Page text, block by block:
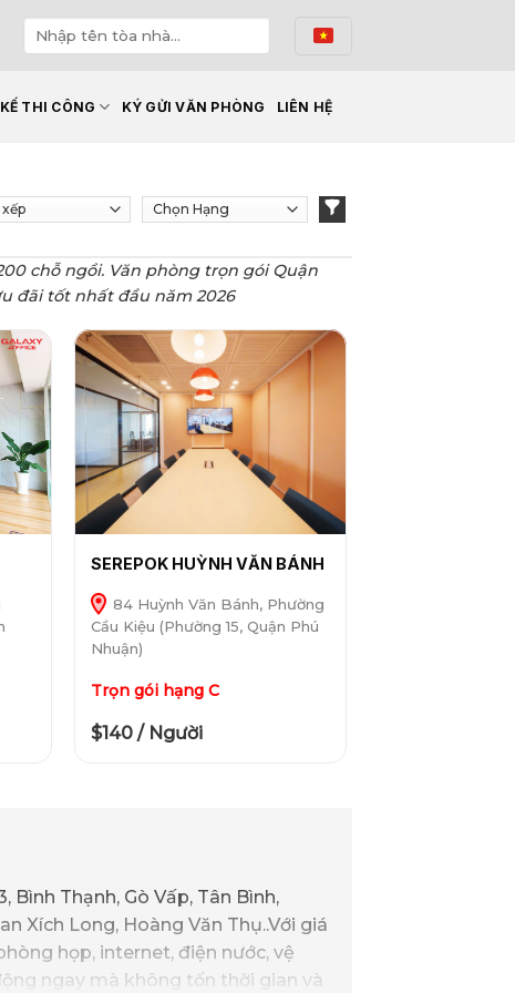
THI CÔNG KÝ GỬI VĂN PHÒNG LIÊN HỆ
chỗ ngồi. Văn phòng trọn gói Quận
đãi tốt nhất đầu năm 2026
SEREPOK HUỲNH VĂN BÁNH
84 Huỳnh Văn Bánh, Phường
Cầu Kiệu (Phường 15, Quận Phú
Nhuận)
Trọn gói hạng C
$140 / Người
Bình Thạnh, Gò Vấp, Tân Bình,
Xích Long, Hoàng Văn Thụ..Với giá
họp, internet, điện nước, vệ
ngay mà không tốn thời gian và